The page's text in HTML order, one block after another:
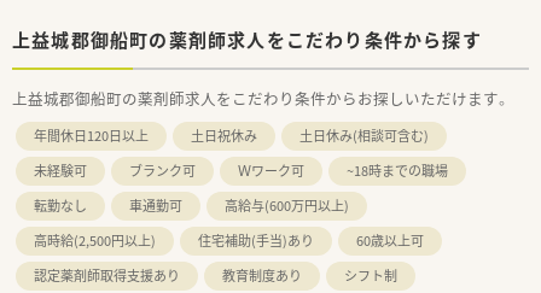
上益城郡御船町の薬剤師求人をこだわり条件から探す
上益城郡御船町の薬剤師求人をこだわり条件からお探しいただけます。
年間休日120日以上 土日祝休み
土日休み(相談可含む)
未経験可
ブランク可 Ｗワーク可
~18時までの職場
転勤なし
車通勤可
高給与(600万円以上)
高時給(2,500円以上)
住宅補助(手当)あり
60歳以上可
認定薬剤師取得支援あり
教育制度あり
シフト制